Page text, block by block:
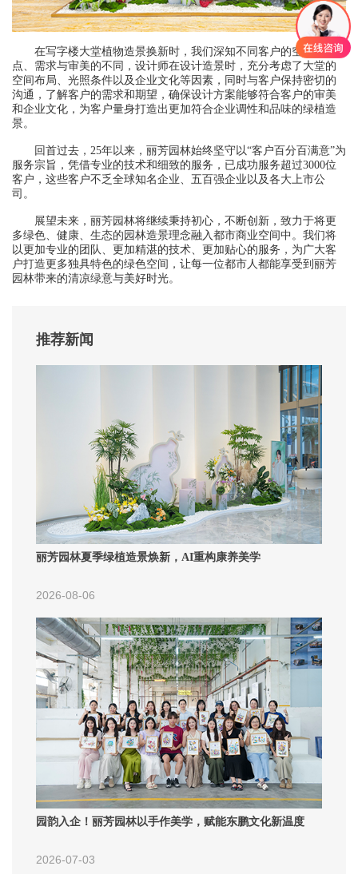
在写字楼大堂植物造景换新时，我们深知不同客户的空间特
点、需求与审美的不同，设计师在设计造景时，充分考虑了大堂的
空间布局、光照条件以及企业文化等因素，同时与客户保持密切的
沟通，了解客户的需求和期望，确保设计方案能够符合客户的审美
和企业文化，为客户量身打造出更加符合企业调性和品味的绿植造
景。
回首过去，25年以来，丽芳园林始终坚守以“客户百分百满意”为
服务宗旨，凭借专业的技术和细致的服务，已成功服务超过3000位
客户，这些客户不乏全球知名企业、五百强企业以及各大上市公
司。
展望未来，丽芳园林将继续秉持初心，不断创新，致力于将更
多绿色、健康、生态的园林造景理念融入都市商业空间中。我们将
以更加专业的团队、更加精湛的技术、更加贴心的服务，为广大客
户打造更多独具特色的绿色空间，让每一位都市人都能享受到丽芳
园林带来的清凉绿意与美好时光。
推荐新闻
丽芳园林夏季绿植造景焕新，AI重构康养美学
2026-08-06
园韵入企！丽芳园林以手作美学，赋能东鹏文化新温度
2026-07-03